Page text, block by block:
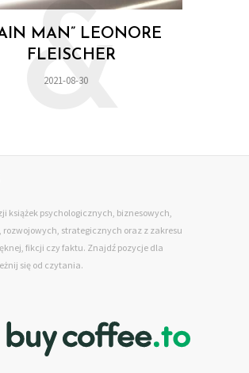
MAN” LEONORE
FLEISCHER
2021-08-30
&
książek psychologicznych, biznesowych,
rozwojowych, strategicznych oraz z zakresu
fikcji czy faktu. Znajdź pozycje dla
się od czytania.